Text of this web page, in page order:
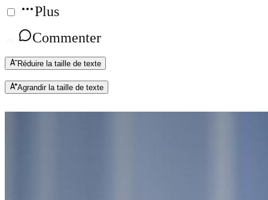
Plus
Commenter
Réduire la taille de texte
Agrandir la taille de texte